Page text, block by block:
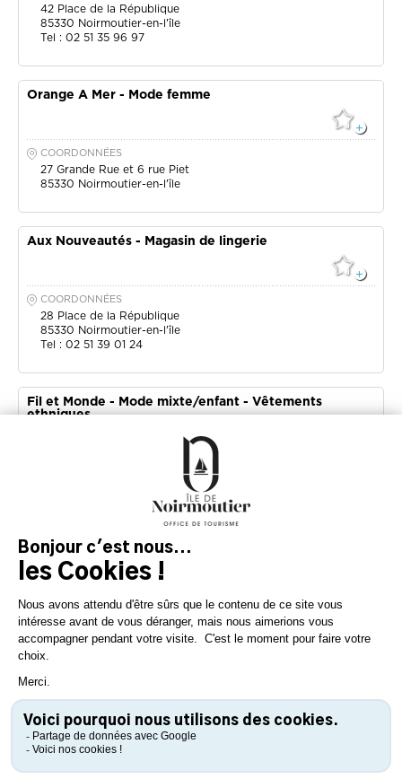
42 Place de la République
85330 Noirmoutier-en-l'île
Tel : 02 51 35 96 97
Orange A Mer - Mode femme
COORDONNÉES
27 Grande Rue et 6 rue Piet
85330 Noirmoutier-en-l'île
Aux Nouveautés - Magasin de lingerie
COORDONNÉES
28 Place de la République
85330 Noirmoutier-en-l'île
Tel : 02 51 39 01 24
Fil et Monde - Mode mixte/enfant - Vêtements
ethniques
Noirmoutier-en-l'île
Le P'tit Franc - Bijoux de création fabriqués sur l'île
COORDONNÉES
6 rue Piet
85330
Noirmoutier-en-l'île
Tel : 06 87 39 42 88